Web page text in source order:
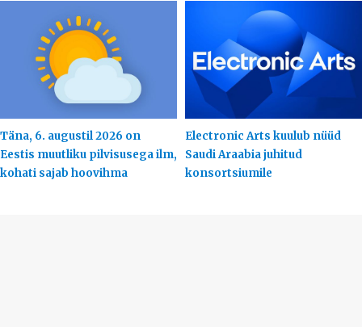
Täna, 6. augustil 2026 on
Eestis muutliku pilvisusega ilm,
kohati sajab hoovihma
Electronic Arts kuulub nüüd
Saudi Araabia juhitud
konsortsiumile